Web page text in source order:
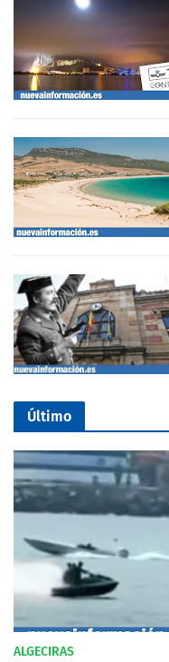
Último
ALGECIRAS